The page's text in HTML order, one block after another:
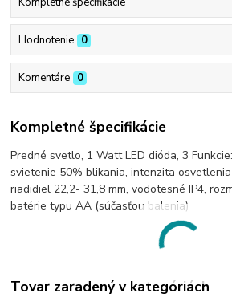
Hodnotenie 0
Komentáre 0
Kompletné špecifikácie
Predné svetlo, 1 Watt LED dióda, 3
svietenie 50% blikania, intenzita
riadidiel 22,2- 31,8 mm, vodotesné IP4,
batérie typu AA (súčasťou balenia)
Tovar zaradený v kategóriách